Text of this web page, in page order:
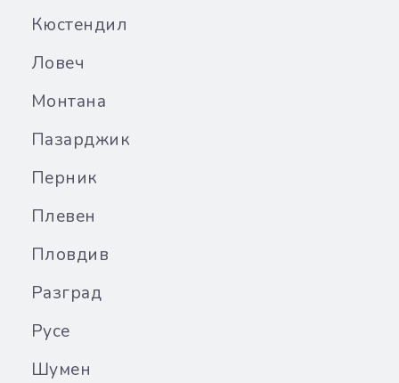
Кюстендил
Ловеч
Монтана
Пазарджик
Перник
Плевен
Пловдив
Разград
Русе
Шумен